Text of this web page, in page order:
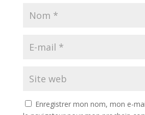
Enregistrer mon nom, mon e-